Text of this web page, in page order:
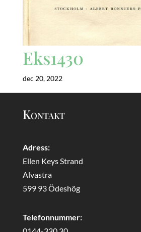
Eks1430
dec 20, 2022
Kontakt
Adress:
Ellen Keys Strand
Alvastra
599 93 Ödeshög
Telefonnummer: